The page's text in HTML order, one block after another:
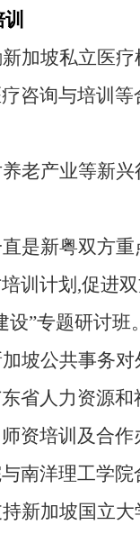
加坡私立医
咨询与培训
老产业等新
是新粤双方
训计划,促进
设”专题研讨班
坡公共事务
省人力资源
资培训及合
南洋理工学
新加坡国立